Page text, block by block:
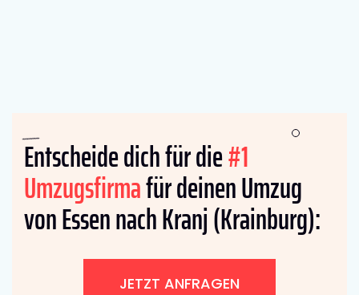
Entscheide dich für die#1
Umzugsfirmafür deinen Umzug
von Essen nach Kranj (Krainburg):
JETZT ANFRAGEN